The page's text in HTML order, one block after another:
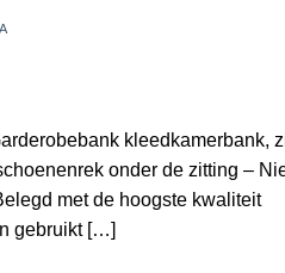
kleedkamerbank,
onder de zitting –
met de hoogste kwaliteit
gebruikt […]